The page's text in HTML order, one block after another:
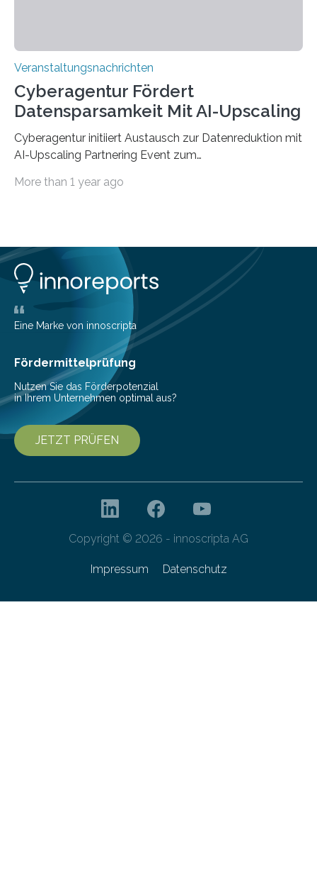
Veranstaltungsnachrichten
Cyberagentur Fördert
Datensparsamkeit Mit AI-Upscaling
Cyberagentur initiiert Austausch zur Datenreduktion mit
AI-Upscaling Partnering Event zum
innovative DatenverarbeitungDie Agentur für
Entwicklung von Technologien zur gezielten
Datenreduktion und Rekonstruktion in schwierigen
Kommunikationsumgebungen. Das Event dient der
Vernetzung potenzieller Forschungspartner und der
Vorbereitung der Programmausschreibung. Die
Cyberagentur organisiert am 25. März 2025, von 14:00
bis 16:00 Uhr, ein virtuelles Partnering Event zum
Forschungsprogramm „Datenrekonstruktion…
More than 1 year ago
Eine Marke von innoscripta
Fördermittelprüfung
Nutzen Sie das Förderpotenzial
in Ihrem Unternehmen optimal aus?
JETZT PRÜFEN
Copyright © 2026 - innoscripta AG
Impressum Datenschutz